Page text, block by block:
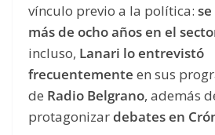
vínculo previo a la política:
más de ocho años en el
incluso, Lanari lo entrevistó
frecuentemente en sus
de Radio Belgrano, además
protagonizardebates en